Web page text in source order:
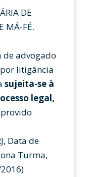
DE
MÁ-FÉ.
advogado
litigância
sujeita-se à
legal,
provido
Data de
Turma,